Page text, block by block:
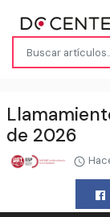
de 2026